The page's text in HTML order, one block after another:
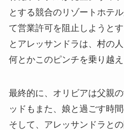
とする競合のリゾートホテ
て営業許可を阻止しようと
とアレッサンドラは、村の
何とかこのピンチを乗り越え
最終的に、オリビアは父親
ッドもまた、娘と過ごす時
そして、アレッサンドラと